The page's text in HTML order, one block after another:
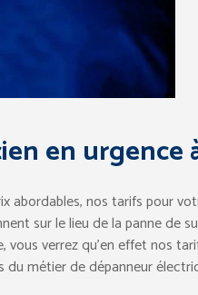
en urgence
abordables, nos tarifs pour
sur le lieu de la panne
vous verrez qu’en effet nos
du métier de dépanneur